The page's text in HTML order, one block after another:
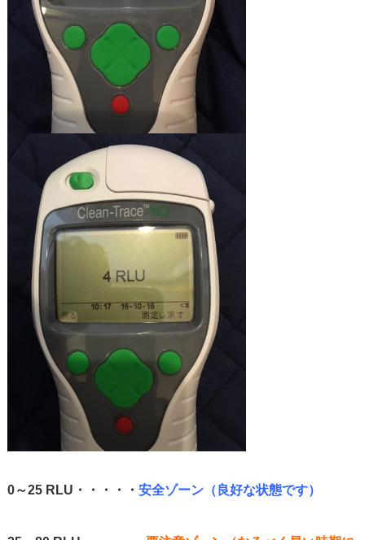
0～25 RLU・・・・・ 安全ゾーン（良好な状態です）